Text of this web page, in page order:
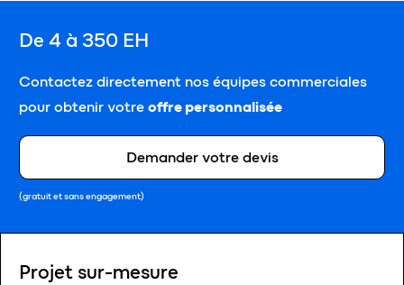
De 4 à 350 EH
Contactez directement nos équipes commerciales
pour obtenir votre offre personnalisée
Demander votre devis
(gratuit et sans engagement)
Projet sur-mesure